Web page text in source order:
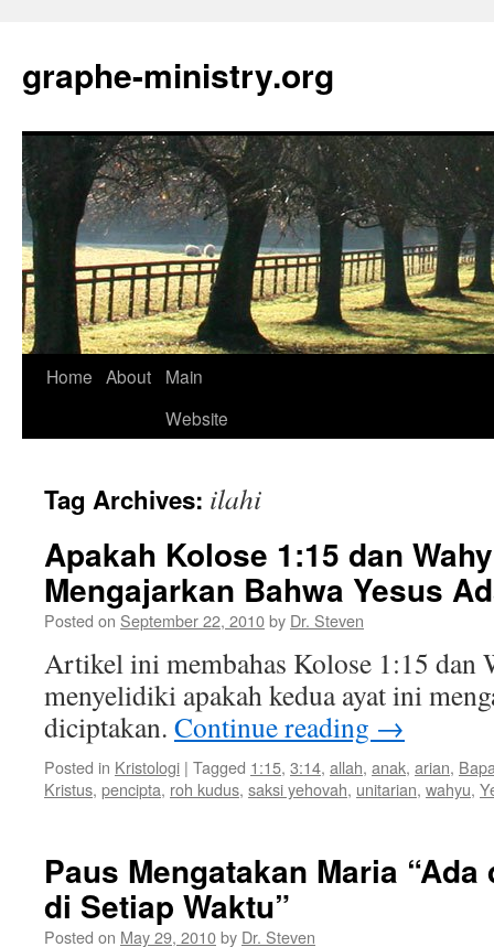
content
graphe-ministry.org
Home About
Main
Website
Tag Archives: ilahi
Apakah Kolose 1:15 dan
Mengajarkan Bahwa Yesus
Posted on September 22, 2010by Dr. Steven
Artikel ini membahas Kolose 1:15 dan
menyelidiki apakah kedua ayat ini
diciptakan. Continue reading →
Posted in Kristologi | Tagged 1:15, 3:14, allah, anak, arian,
Kristus, pencipta, roh kudus, saksi yehovah, unitarian, wahyu,
Paus Mengatakan Maria
di Setiap Waktu”
Posted on May 29, 2010by Dr. Steven